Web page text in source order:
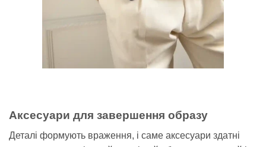
Аксесуари для завершення образу
Деталі формують враження, і саме аксесуари здатні